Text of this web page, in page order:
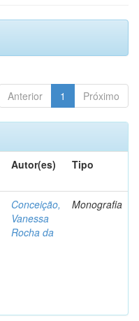
Anterior 1 Próximo
Autor(es) Tipo
Conceição,
Vanessa
Rocha da
Monografia